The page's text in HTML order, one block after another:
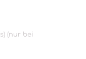
(nur bei